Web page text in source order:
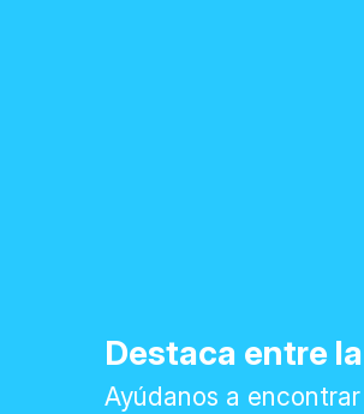
Destaca entre
Ayúdanos a